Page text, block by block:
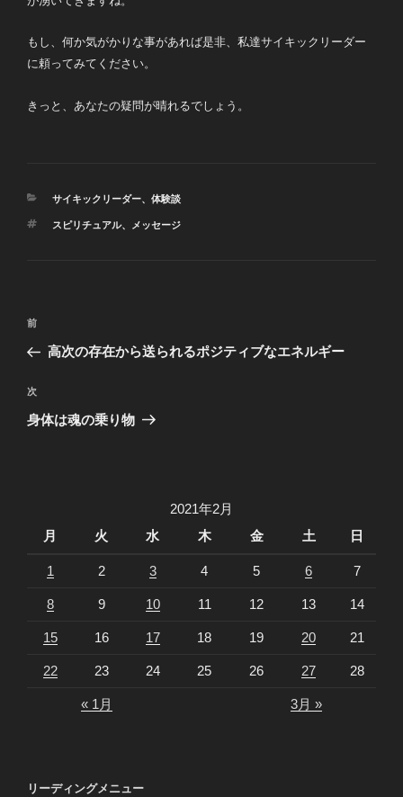
もし、何か気がかりな事があれば是非、私達サイキックリーダー
に頼ってみてください。
きっと、あなたの疑問が晴れるでしょう。
カ
ゴ
サイキックリーダー、 体験談
タ
スピリチュアル、 メッセージ
投
ナ
ビ
ゲ
前
の
稿
前
高次の存在から送られるポジティブなエネルギー
次
の
次
身体は魂の乗り物
2021年2月
月
火 水 木 金 土 日
1 2 3 4 5 6 7
8 9 10 11 12 13 14
15 16 17 18 19 20 21
22 23 24 25 26 27 28
« 1月 3月 »
リーディングメニュー